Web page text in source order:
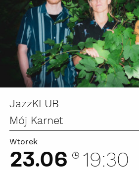
JazzKLUB
Mój Karnet
Wtorek
23.06 19:30